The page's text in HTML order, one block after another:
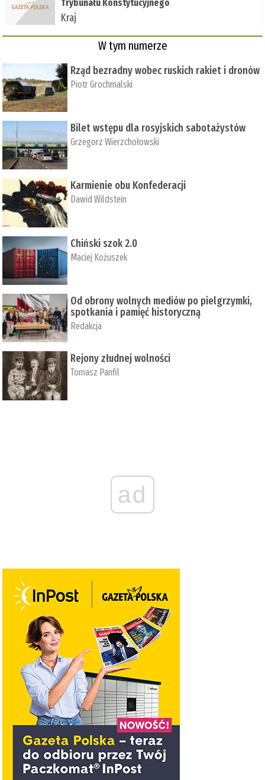
Trybunału Konstytucyjnego
Kraj
W tym numerze
Rząd bezradny wobec ruskich rakiet i dronów
Piotr Grochmalski
Bilet wstępu dla rosyjskich sabotażystów
Grzegorz Wierzchołowski
Karmienie obu Konfederacji
Dawid Wildstein
Chiński szok 2.0
Maciej Kożuszek
Od obrony wolnych mediów po pielgrzymki,
spotkania i pamięć historyczną
Redakcja
Rejony złudnej wolności
Tomasz Panfil
ad